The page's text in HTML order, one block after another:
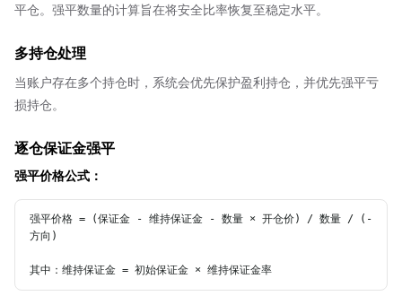
平仓。强平数量的计算旨在将安全比率恢复至稳定水平。
多持仓处理
当账户存在多个持仓时，系统会优先保护盈利持仓，并优先强平亏
损持仓。
逐仓保证金强平
强平价格公式：
强平价格 = (保证金 - 维持保证金 - 数量 × 开仓价) / 数量 / (-
方向)
其中：维持保证金 = 初始保证金 × 维持保证金率